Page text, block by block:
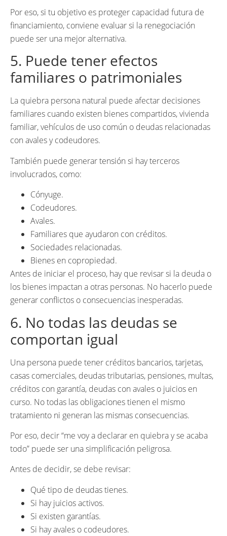
Por eso, si tu objetivo es proteger capacidad futura de
financiamiento, conviene evaluar si la renegociación
puede ser una mejor alternativa.
5. Puede tener efectos
familiares o patrimoniales
La quiebra persona natural puede afectar decisiones
familiares cuando existen bienes compartidos, vivienda
familiar, vehículos de uso común o deudas relacionadas
con avales y codeudores.
También puede generar tensión si hay terceros
involucrados, como:
Cónyuge.
Codeudores.
Avales.
Familiares que ayudaron con créditos.
Sociedades relacionadas.
Bienes en copropiedad.
Antes de iniciar el proceso, hay que revisar si la deuda o
los bienes impactan a otras personas. No hacerlo puede
generar conflictos o consecuencias inesperadas.
6. No todas las deudas se
comportan igual
Una persona puede tener créditos bancarios, tarjetas,
casas comerciales, deudas tributarias, pensiones, multas,
créditos con garantía, deudas con avales o juicios en
curso. No todas las obligaciones tienen el mismo
tratamiento ni generan las mismas consecuencias.
Por eso, decir “me voy a declarar en quiebra y se acaba
todo” puede ser una simplificación peligrosa.
Antes de decidir, se debe revisar:
Qué tipo de deudas tienes.
Si hay juicios activos.
Si existen garantías.
Si hay avales o codeudores.